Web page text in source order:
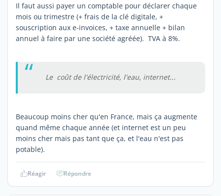
Il faut aussi payer un comptable pour déclarer chaque
mois ou trimestre (+ frais de la clé digitale, +
souscription aux e-invoices, + taxe annuelle + bilan
annuel à faire par une société agréée). TVA à 8%.
Le coût de l'électricité, l'eau, internet...
Beaucoup moins cher qu'en France, mais ça augmente
quand même chaque année (et internet est un peu
moins cher mais pas tant que ça, et l'eau n'est pas
potable).
Réagir Répondre